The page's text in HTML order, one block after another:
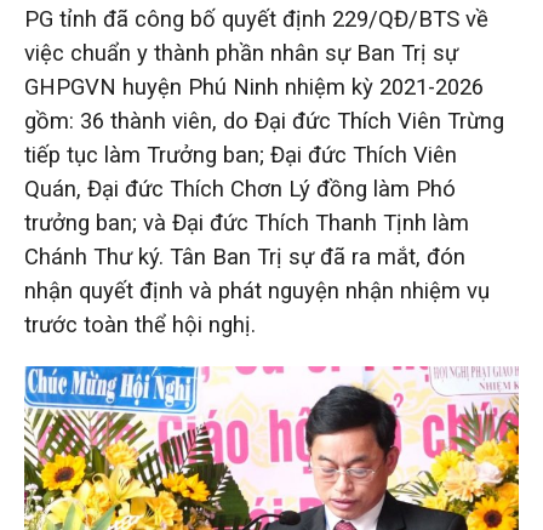
PG tỉnh đã công bố quyết định 229/QĐ/BTS về
việc chuẩn y thành phần nhân sự Ban Trị sự
GHPGVN huyện Phú Ninh nhiệm kỳ 2021-2026
gồm: 36 thành viên, do Đại đức Thích Viên Trừng
tiếp tục làm Trưởng ban; Đại đức Thích Viên
Quán, Đại đức Thích Chơn Lý đồng làm Phó
trưởng ban; và Đại đức Thích Thanh Tịnh làm
Chánh Thư ký. Tân Ban Trị sự đã ra mắt, đón
nhận quyết định và phát nguyện nhận nhiệm vụ
trước toàn thể hội nghị.